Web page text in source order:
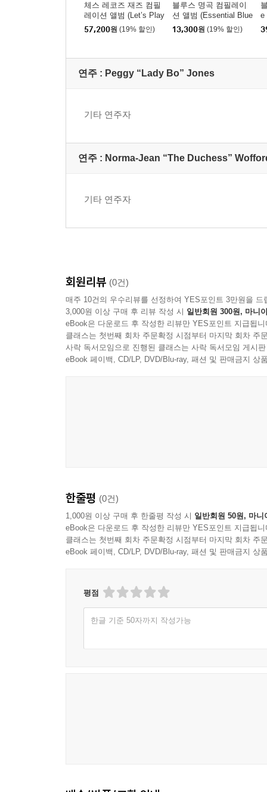
체스 레코즈 재즈 컴필
레이션 앨범 (Let’s Play
Chess: A Chess Recor
ds Anthology) [2LP]
57,200원 (19% 할인)
블루스 명곡 컴필레이
션 앨범 (Essential Blue
s Anthology)
13,300원 (19% 할인)
e
연주 : Peggy “Lady Bo” Jones
기타 연주자
연주 : Norma-Jean “The Duchess”
기타 연주자
회원리뷰 (0건)
매주 10건의 우수리뷰를 선정하여 YES포인트 3만원을 드
3,000원 이상 구매 후 리뷰 작성 시 일반회원 300원, 마니
eBook은 다운로드 후 작성한 리뷰만 YES포인트 지급됩니
클래스는 첫번째 회차 주문확정 시점부터 마지막 회차 주
사락 독서모임으로 진행된 클래스는 사락 독서모임 게시
eBook 페이백, CD/LP, DVD/Blu-ray, 패션 및 판매금지 상
한줄평 (0건)
1,000원 이상 구매 후 한줄평 작성 시 일반회원 50원, 마니
eBook은 다운로드 후 작성한 리뷰만 YES포인트 지급됩니
클래스는 첫번째 회차 주문확정 시점부터 마지막 회차 주
eBook 페이백, CD/LP, DVD/Blu-ray, 패션 및 판매금지 상
평점
한글 기준 50자까지 작성가능